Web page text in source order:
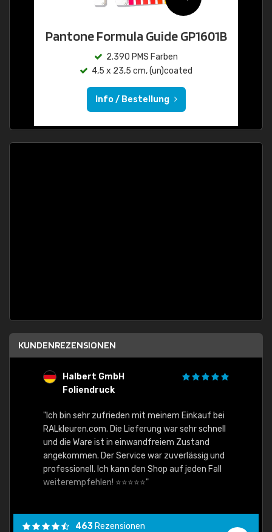
Pantone Formula Guide GP1601B
2.390 PMS Farben
4,5 x 23,5 cm, (un)coated
Info / Bestellung
KUNDENREZENSIONEN
Halbert GmbH
Foliendruck
"Ich bin sehr zufrieden mit meinem Einkauf bei
RALkleuren.com. Die Lieferung war sehr schnell
und die Ware ist in einwandfreiem Zustand
angekommen. Der Service war zuverlässig und
professionell. Ich kann den Shop auf jeden Fall
weiterempfehlen! ⭐⭐⭐⭐⭐"
463 Rezensionen